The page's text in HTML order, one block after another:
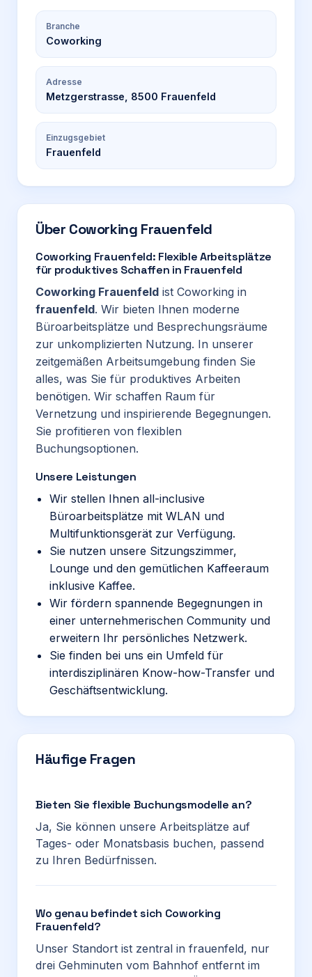
Branche
Coworking
Adresse
Metzgerstrasse, 8500 Frauenfeld
Einzugsgebiet
Frauenfeld
Über Coworking Frauenfeld
Coworking Frauenfeld: Flexible Arbeitsplätze
für produktives Schaffen in Frauenfeld
Coworking Frauenfeld ist Coworking in
frauenfeld. Wir bieten Ihnen moderne
Büroarbeitsplätze und Besprechungsräume
zur unkomplizierten Nutzung. In unserer
zeitgemäßen Arbeitsumgebung finden Sie
alles, was Sie für produktives Arbeiten
benötigen. Wir schaffen Raum für
Vernetzung und inspirierende Begegnungen.
Sie profitieren von flexiblen
Buchungsoptionen.
Unsere Leistungen
Wir stellen Ihnen all-inclusive
Büroarbeitsplätze mit WLAN und
Multifunktionsgerät zur Verfügung.
Sie nutzen unsere Sitzungszimmer,
Lounge und den gemütlichen Kaffeeraum
inklusive Kaffee.
Wir fördern spannende Begegnungen in
einer unternehmerischen Community und
erweitern Ihr persönliches Netzwerk.
Sie finden bei uns ein Umfeld für
interdisziplinären Know-how-Transfer und
Geschäftsentwicklung.
Häufige Fragen
Bieten Sie flexible Buchungsmodelle an?
Ja, Sie können unsere Arbeitsplätze auf
Tages- oder Monatsbasis buchen, passend
zu Ihren Bedürfnissen.
Wo genau befindet sich Coworking
Frauenfeld?
Unser Standort ist zentral in frauenfeld, nur
drei Gehminuten vom Bahnhof entfernt im